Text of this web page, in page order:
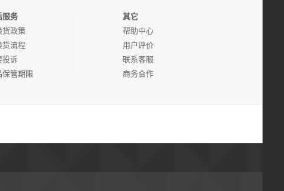
服务
货政策
货流程
投诉
保管期限
其它
帮助中心
用户评价
联系客服
商务合作